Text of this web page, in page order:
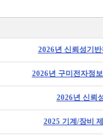
2026년 신뢰성기
2026년 구미전자정
2026년 신뢰
2025 기계/장비